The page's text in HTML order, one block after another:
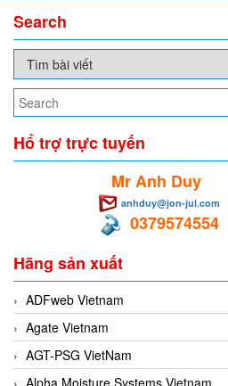
Search
Hổ trợ trực tuyến
Mr Anh Duy
anhduy@jon-jul.com
0379574554
Hãng sản xuất
ADFweb Vietnam
Agate Vietnam
AGT-PSG VietNam
Alpha Moisture Systems Vietnam